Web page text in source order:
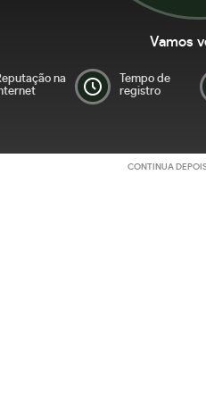
Vamos
na
Tempo de
registro
CONTINUA